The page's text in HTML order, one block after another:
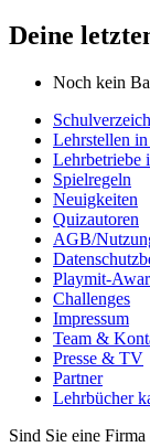
Deine
Noch kein
Lehrstellen
Lehrbetriebe
Spielregeln
Neuigkeiten
Quizautoren
AGB/
Playmit-
Challenges
Impressum
Team &
Presse & TV
Partner
Lehrbücher
Sind Sie eine Firma